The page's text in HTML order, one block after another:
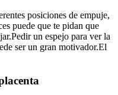
posiciones de empuje,
puede que te pidan que
un espejo para ver la
ser un gran motivador.El